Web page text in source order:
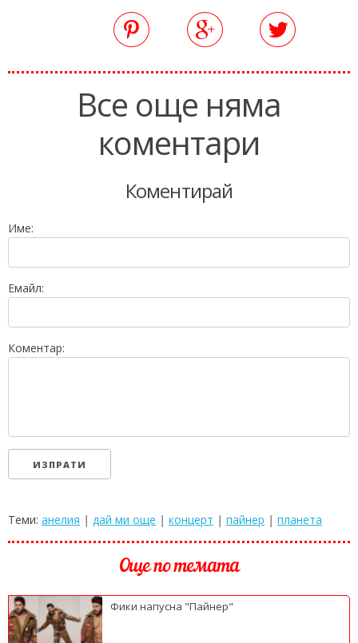
Все още няма
коментари
Коментирай
Име:
Емайл:
Коментар:
Теми: анелия | дай ми още | концерт | пайнер | планета
Още по темата
Фики напусна "Пайнер"